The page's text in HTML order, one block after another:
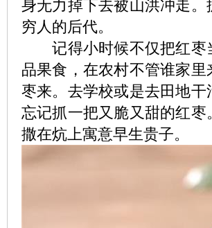
身无力掉下去被山洪冲走
穷人的后代。
记得小时候不仅把红枣
品果食，在农村不管谁家
枣来。去学校或是去田地
忘记抓一把又脆又甜的红
撒在炕上寓意早生贵子。